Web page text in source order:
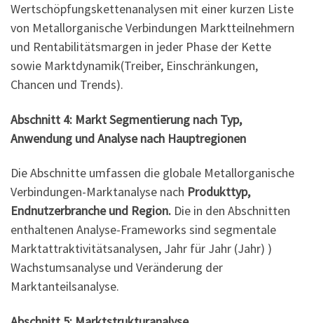
Wertschöpfungskettenanalysen mit einer kurzen Liste
von Metallorganische Verbindungen Marktteilnehmern
und Rentabilitätsmargen in jeder Phase der Kette
sowie Marktdynamik(Treiber, Einschränkungen,
Chancen und Trends).
Abschnitt 4: MarktSegmentierung nach Typ,
Anwendung undAnalyse nach Hauptregionen
Die Abschnitte umfassen die globale Metallorganische
Verbindungen-Marktanalyse nach Produkttyp,
Endnutzerbranche und Region. Die in den Abschnitten
enthaltenen Analyse-Frameworks sind segmentale
Marktattraktivitätsanalysen, Jahr für Jahr (Jahr) )
Wachstumsanalyse und Veränderung der
Marktanteilsanalyse.